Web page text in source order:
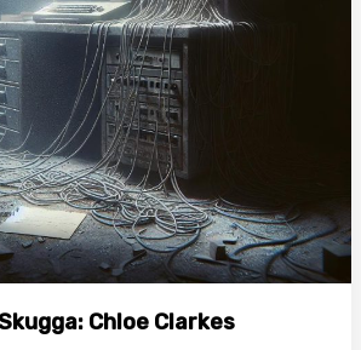
Chloe Clarkes